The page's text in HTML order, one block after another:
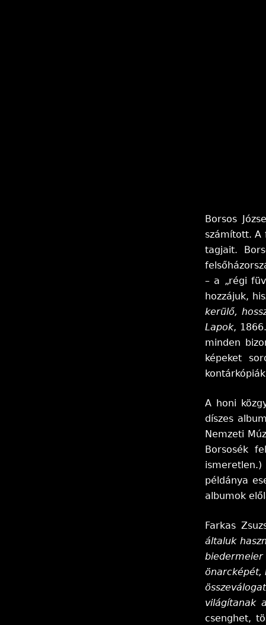
Borsos
számított. A
tagjait.
– a „régi
hozzájuk,
kerülő,
Lapok,
minden
képeket
A honi
díszes
Nemzeti
Borsosék
példánya
albumok
Farkas
általuk
önarcképét,
világítanak
csenghet,